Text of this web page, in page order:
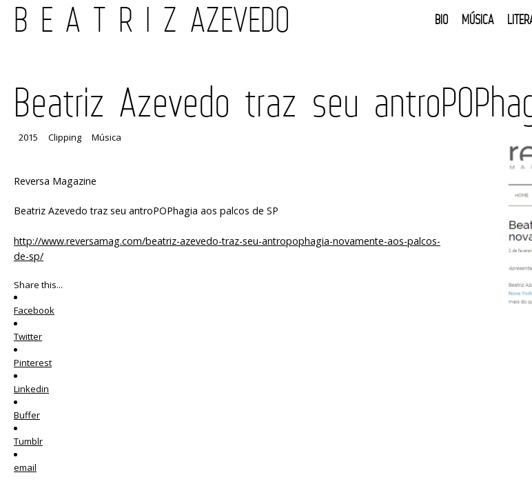
BIO MÚSICA
B E A T R I Z AZEVEDO
Beatriz Azevedo traz seu
2015 Clipping Música
Reversa Magazine
Beatriz Azevedo traz seu antroPOPhagia aos palcos de SP
http://www.reversamag.com/beatriz-azevedo-traz-seu-antropophagia-novamente-aos-palcos-
de-sp/
Share this...
Facebook
Twitter
Pinterest
Linkedin
Buffer
Tumblr
email